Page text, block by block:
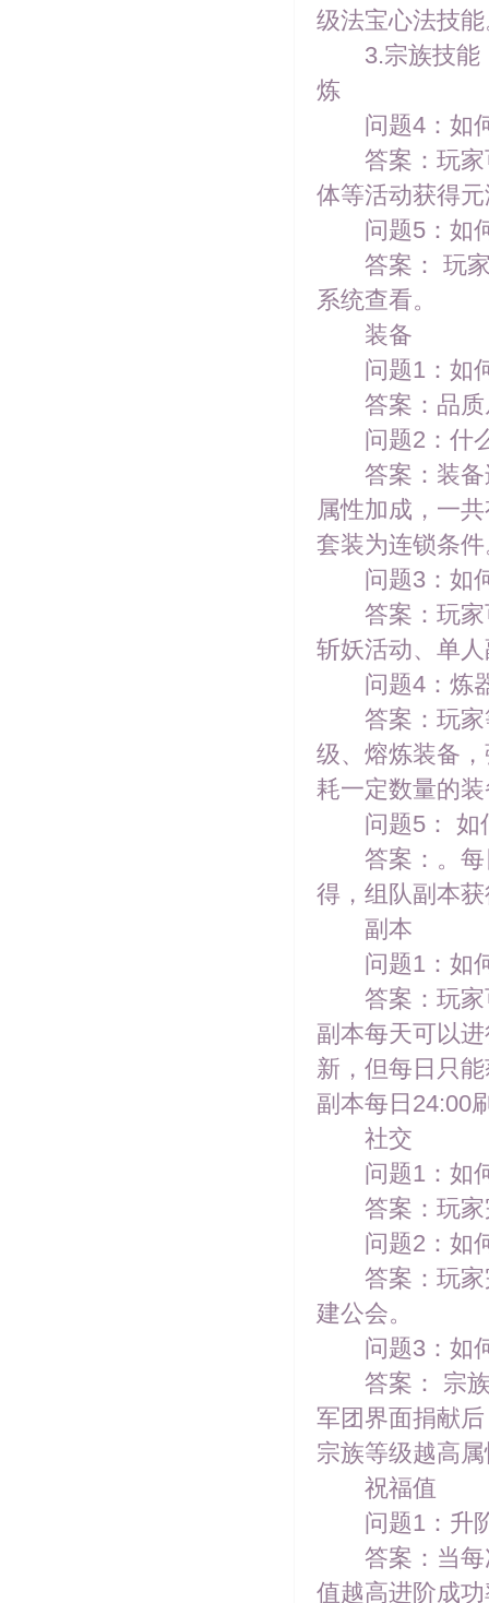
级法宝心法技
3.宗族技能：
炼
问题4：如
答案：玩家
体等活动获得
问题5：如何
答案： 玩家
系统查看。
装备
问题1：如
答案：品质
问题2：什么
答案：装备
属性加成，一
套装为连锁条
问题3：如
答案：玩家
斩妖活动、单
问题4：炼器
答案：玩家
级、熔炼装备
耗一定数量的
问题5： 如何
答案：。每
得，组队副本
副本
问题1：如何
答案：玩家
副本每天可以
新，但每日只
副本每日24:00
社交
问题1：如
答案：玩家
问题2：如
答案：玩家
建公会。
问题3：如何
答案： 宗族
军团界面捐献
宗族等级越高
祝福值
问题1：升阶
答案：当每
值越高进阶成